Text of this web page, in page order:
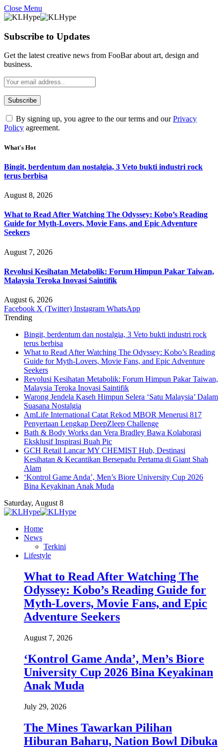
Close Menu
Subscribe to Updates
Get the latest creative news from FooBar about art, design and
business.
By signing up, you agree to the our terms and ourPrivacy
Policy agreement.
What's Hot
Bingit, berdentum dan nostalgia, 3 Veto bukti industri rock
terus berbisa
August 8, 2026
What to Read After Watching The Odyssey: Kobo’s Reading
Guide for Myth-Lovers, Movie Fans, and Epic Adventure
Seekers
August 7, 2026
Revolusi Kesihatan Metabolik: Forum Himpun Pakar Taiwan,
Malaysia Teroka Inovasi Saintifik
August 6, 2026
Facebook X (Twitter) Instagram WhatsApp
Trending
Bingit, berdentum dan nostalgia, 3 Veto bukti industri rock
terus berbisa
What to Read After Watching The Odyssey: Kobo’s Reading
Guide for Myth-Lovers, Movie Fans, and Epic Adventure
Seekers
Revolusi Kesihatan Metabolik: Forum Himpun Pakar Taiwan,
Malaysia Teroka Inovasi Saintifik
Warong Jendela Kaseh Himpun Selera ‘Satu Malaysia’ Dalam
Suasana Nostalgia
AmLife International Catat Rekod MBOR Menerusi 817
Penyertaan Lengkap DeepZleep Challenge
Bath & Body Works dan Vera Bradley Bawa Kolaborasi
Eksklusif Inspirasi Buah Pic
GCH Retail Lancar MY CHEMIST Hub, Destinasi
Kesihatan & Kecantikan Bersepadu Pertama di Giant Shah
Alam
‘Kontrol Game Anda’, Men’s Biore University Cup 2026
Bina Keyakinan Anak Muda
Saturday, August 8
Home
News
Terkini
Lifestyle
What to Read After Watching The
Odyssey: Kobo’s Reading Guide for
Myth-Lovers, Movie Fans, and Epic
Adventure Seekers
August 7, 2026
‘Kontrol Game Anda’, Men’s Biore
University Cup 2026 Bina Keyakinan
Anak Muda
July 29, 2026
The Mines Tawarkan Pilihan
Hiburan Baharu, Nation Bowl Dibuka